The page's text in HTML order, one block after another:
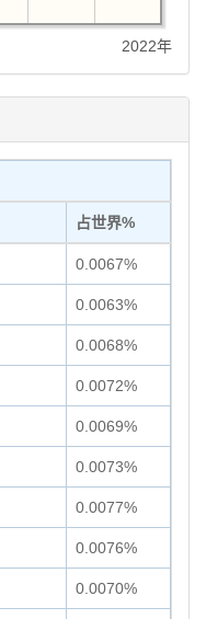
2022年
占世界%
0.0067%
0.0063%
0.0068%
0.0072%
0.0069%
0.0073%
0.0077%
0.0076%
0.0070%